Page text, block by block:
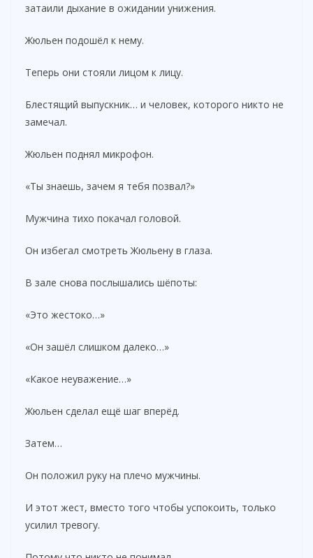
затаили дыхание в ожидании унижения.
Жюльен подошёл к нему.
Теперь они стояли лицом к лицу.
Блестящий выпускник… и человек, которого никто не
замечал.
Жюльен поднял микрофон.
«Ты знаешь, зачем я тебя позвал?»
Мужчина тихо покачал головой.
Он избегал смотреть Жюльену в глаза.
В зале снова послышались шёпоты:
«Это жестоко…»
«Он зашёл слишком далеко…»
«Какое неуважение…»
Жюльен сделал ещё шаг вперёд.
Затем…
Он положил руку на плечо мужчины.
И этот жест, вместо того чтобы успокоить, только
усилил тревогу.